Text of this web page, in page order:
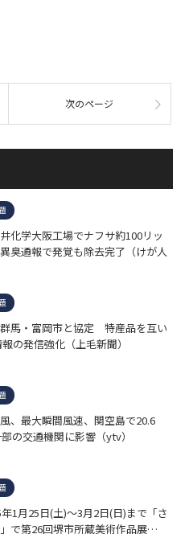
次のページ
井化学大阪工場でナフサ約100リッ
臭通報で発覚も除去完了（けが人
群馬・富岡市と協定 特産品を互い
の発信強化（上毛新聞）
、最大瞬間風速、関空島で20.6
の交通機関に影響（ytv）
年1月25日(土)～3月2日(日)まで「さ
で第26回堺市所蔵美術作品展…